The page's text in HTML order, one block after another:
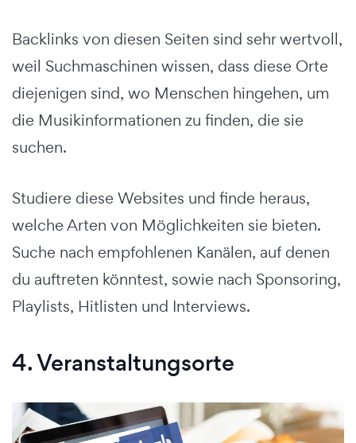
Backlinks von diesen Seiten sind sehr wertvoll,
weil Suchmaschinen wissen, dass diese Orte
diejenigen sind, wo Menschen hingehen, um
die Musikinformationen zu finden, die sie
suchen.
Studiere diese Websites und finde heraus,
welche Arten von Möglichkeiten sie bieten.
Suche nach empfohlenen Kanälen, auf denen
du auftreten könntest, sowie nach Sponsoring,
Playlists, Hitlisten und Interviews.
4. Veranstaltungsorte